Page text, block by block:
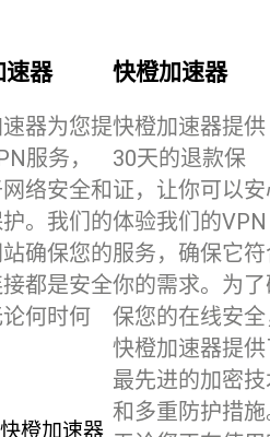
速器
器为您提
服务，
络安全和
。我们的
确保您的
都是安全
何时何
快橙加速器
快橙加速器
快橙加速器提供
30天的退款保
证，让你可以
体验我们的VPN
服务，确保它
你的需求。为
保您的在线安
快橙加速器提
最先进的加密
和多重防护措